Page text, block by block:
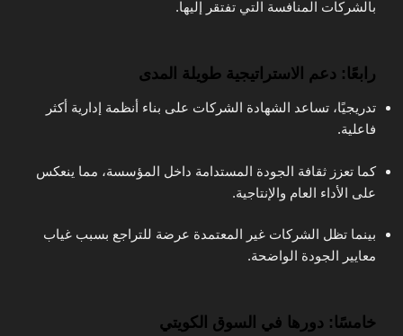
بالشركات المنافسة التي تفتقر إليها.
رابعًا: دعم الاستراتيجية طويلة المدى
تدريجيًا، تساعد الشهادة الشركات على بناء أنظمة إدارية أكثر
فاعلية.
كما تعزز ثقافة الجودة المستدامة داخل المؤسسة، مما ينعكس
على الأداء العام والإنتاجية.
بينما تظل الشركات غير المعتمدة عرضة للتراجع بسبب غياب
معايير الجودة الواضحة.
خامسًا: دورها في السوق الكويتي